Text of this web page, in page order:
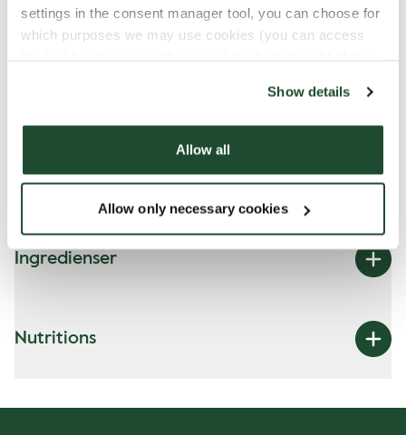
settings in the consent manager tool, you can choose for
which purposes we may use cookies (you can access
Show details
Allow all
Allow only necessary cookies
forekomme kontaminering af allergener..
Læs mere i vores allergeneguide
Allergener
mælk
Ingredienser
Nutritions